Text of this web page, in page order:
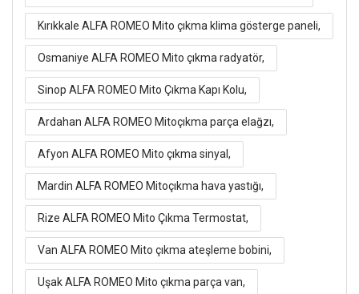
Kırıkkale ALFA ROMEO Mito çıkma klima gösterge paneli,
Osmaniye ALFA ROMEO Mito çıkma radyatör,
Sinop ALFA ROMEO Mito Çıkma Kapı Kolu,
Ardahan ALFA ROMEO Mitoçıkma parça elağzı,
Afyon ALFA ROMEO Mito çıkma sinyal,
Mardin ALFA ROMEO Mitoçıkma hava yastığı,
Rize ALFA ROMEO Mito Çıkma Termostat,
Van ALFA ROMEO Mito çıkma ateşleme bobini,
Uşak ALFA ROMEO Mito çıkma parça van,